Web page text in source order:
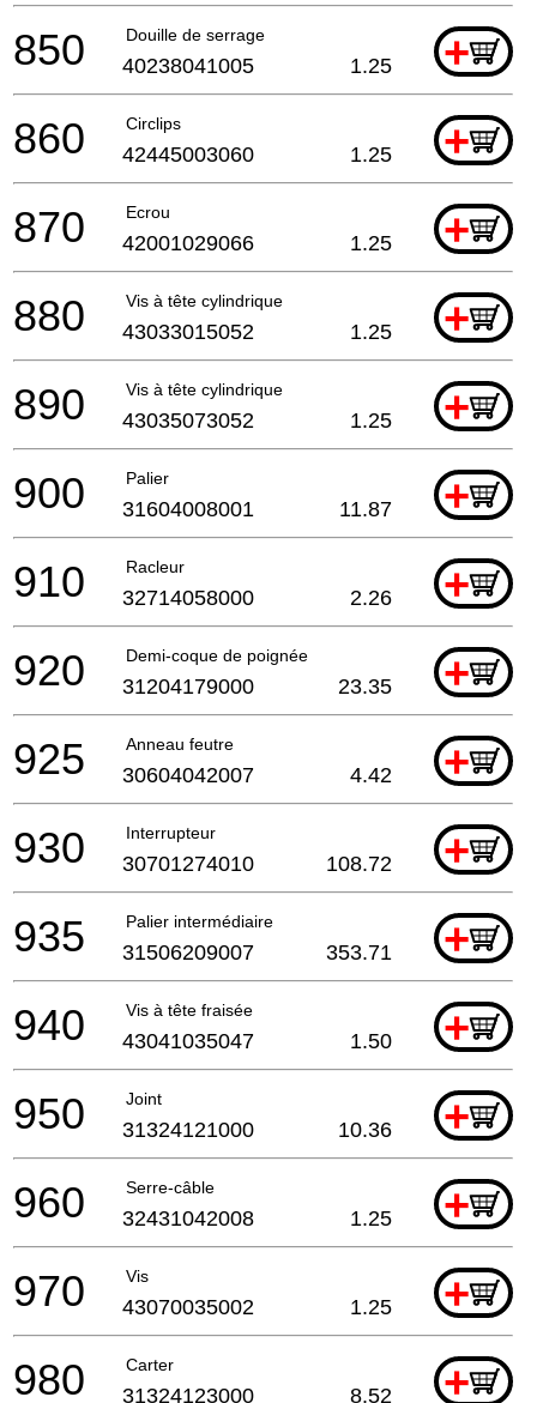
Douille de serrage +
850 40238041005 1.25
Circlips +
860 42445003060 1.25
Ecrou +
870 42001029066 1.25
Vis à tête cylindrique +
880 43033015052 1.25
Vis à tête cylindrique +
890 43035073052 1.25
Palier +
900 31604008001 11.87
Racleur +
910 32714058000 2.26
Demi-coque de poignée +
920 31204179000 23.35
Anneau feutre +
925 30604042007 4.42
Interrupteur +
930 30701274010 108.72
Palier intermédiaire +
935 31506209007 353.71
Vis à tête fraisée +
940 43041035047 1.50
Joint +
950 31324121000 10.36
Serre-câble +
960 32431042008 1.25
Vis +
970 43070035002 1.25
Carter +
980 31324123000 8.52